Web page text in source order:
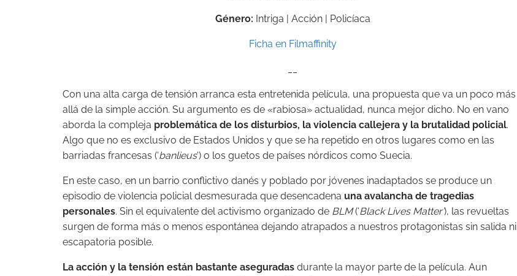
Género: Intriga | Acción | Policíaca
Ficha en Filmaffinity
Con una alta carga de tensión arranca esta entretenida película, una propuesta que va un poco más
allá de la simple acción. Su argumento es de «rabiosa» actualidad, nunca mejor dicho. No en vano
aborda la compleja problemática de los disturbios, la violencia callejera y la brutalidad policial.
Algo que no es exclusivo de Estados Unidos y que se ha repetido en otros lugares como en las
barriadas francesas (‘banlieus‘) o los guetos de países nórdicos como Suecia.
En este caso, en un barrio conflictivo danés y poblado por jóvenes inadaptados se produce un
episodio de violencia policial desmesurada que desencadena una avalancha de tragedias
personales. Sin el equivalente del activismo organizado de BLM(‘Black Lives Matter’), las revueltas
surgen de forma más o menos espontánea dejando atrapados a nuestros protagonistas sin salida ni
escapatoria posible.
La acción y la tensión están bastante aseguradas durante la mayor parte de la película. Aun